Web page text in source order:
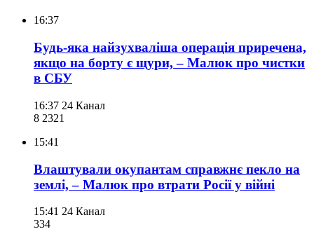
16:37
Будь-яка найзухваліша операція приречена,
якщо на борту є щури, – Малюк про чистки
в СБУ
16:37 24 Канал
8 2321
15:41
Влаштували окупантам справжнє пекло на
землі, – Малюк про втрати Росії у війні
15:41 24 Канал
334